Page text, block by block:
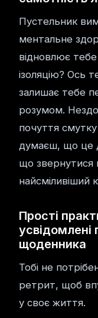
Пустельник
ментальне
відновлює
ізоляцію? Ось
залишає тебе
розумом.
почуття
думаєш, що це
що звернутися
Прості
усвідомлені
щоденника
Тобі не
ретрит, щоб
у своє життя.